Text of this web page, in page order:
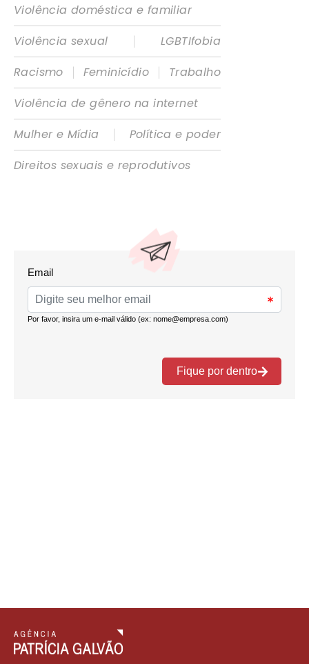
Violência doméstica e familiar
Violência sexual
|
LGBTIfobia
Racismo
| Feminicídio |
Trabalho
Violência de gênero na internet
Mulher e Mídia
|
Política e poder
Direitos sexuais e reprodutivos